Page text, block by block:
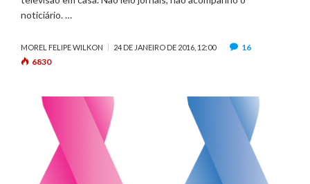
noticiário. …
MOREL FELIPE WILKON 24 DE JANEIRO DE 2016, 12:00
16
6830